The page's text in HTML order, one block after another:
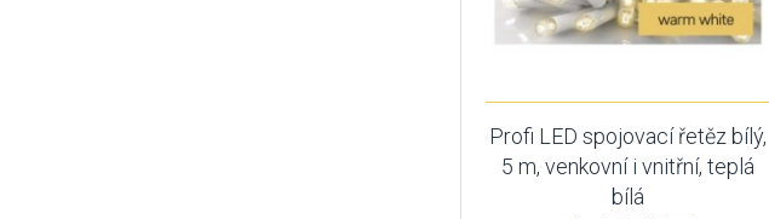
Profi LED spojovací řetěz bílý,
5 m, venkovní i vnitřní, teplá
bílá